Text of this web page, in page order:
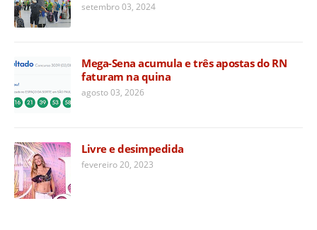
setembro 03, 2024
Mega-Sena acumula e três apostas do RN
faturam na quina
agosto 03, 2026
Livre e desimpedida
fevereiro 20, 2023